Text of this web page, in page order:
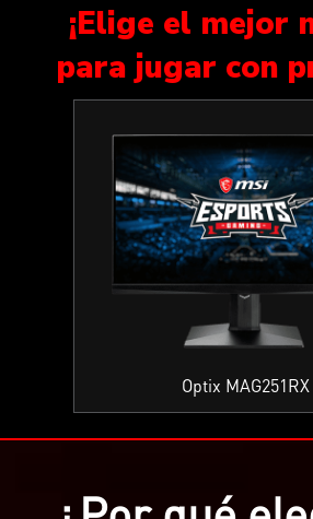
¡Elige el mejor
para jugar con
Optix MAG251RX